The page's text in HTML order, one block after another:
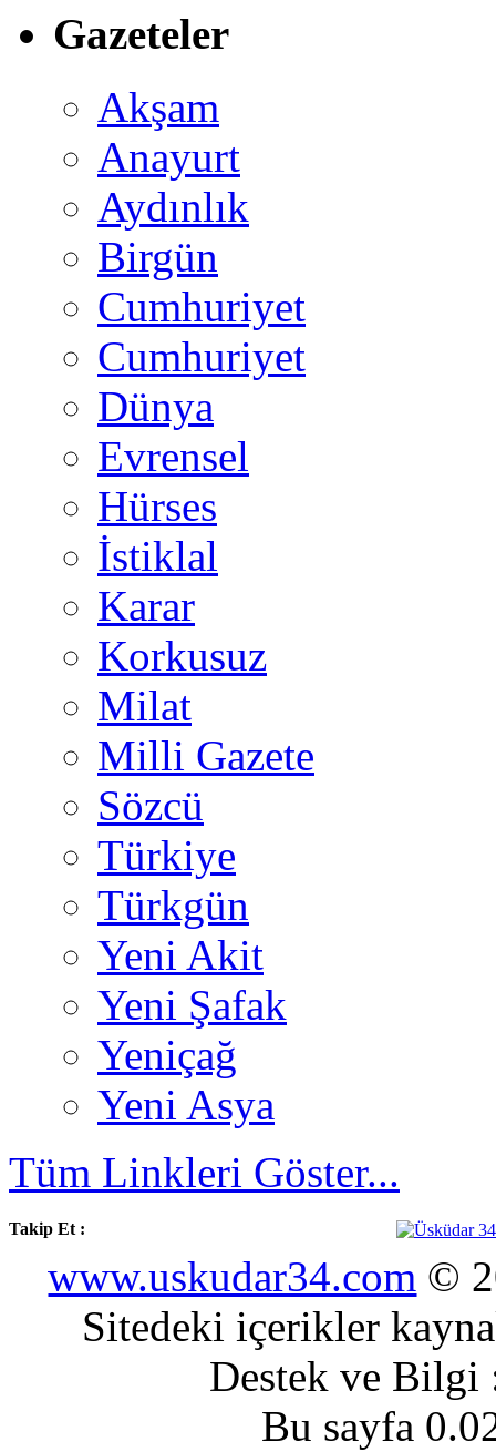
Gazeteler
Akşam
Anayurt
Aydınlık
Birgün
Cumhuriyet
Cumhuriyet
Dünya
Evrensel
Hürses
İstiklal
Karar
Korkusuz
Milat
Milli Gazete
Sözcü
Türkiye
Türkgün
Yeni Akit
Yeni Şafak
Yeniçağ
Yeni Asya
Tüm Linkleri Göster...
Takip Et :
www.uskudar34.com ©
Sitedeki içerikler
Destek ve
Bu sayfa